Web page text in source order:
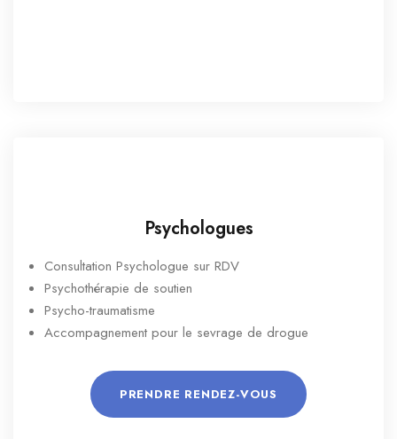
Psychologues
Consultation Psychologue sur RDV
Psychothérapie de soutien
Psycho-traumatisme
Accompagnement pour le sevrage de drogue
PRENDRE RENDEZ-VOUS